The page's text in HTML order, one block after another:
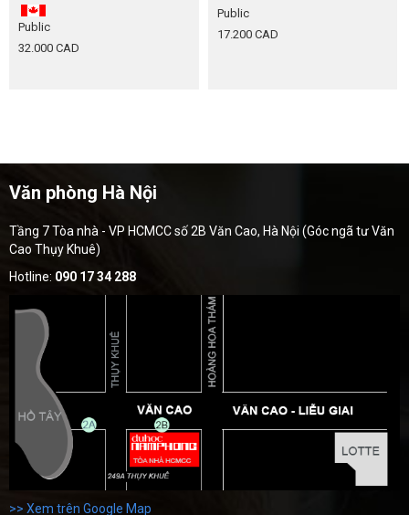
Public
32.000 CAD
Public
17.200 CAD
Văn phòng Hà Nội
Tầng 7 Tòa nhà - VP HCMCC số 2B Văn Cao, Hà Nội (Góc ngã tư Văn
Cao Thụy Khuê)
Hotline: 090 17 34 288
>> Xem trên Google Map